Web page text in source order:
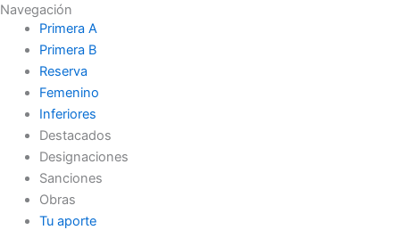
Navegación
Primera A
Primera B
Reserva
Femenino
Inferiores
Destacados
Designaciones
Sanciones
Obras
Tu aporte